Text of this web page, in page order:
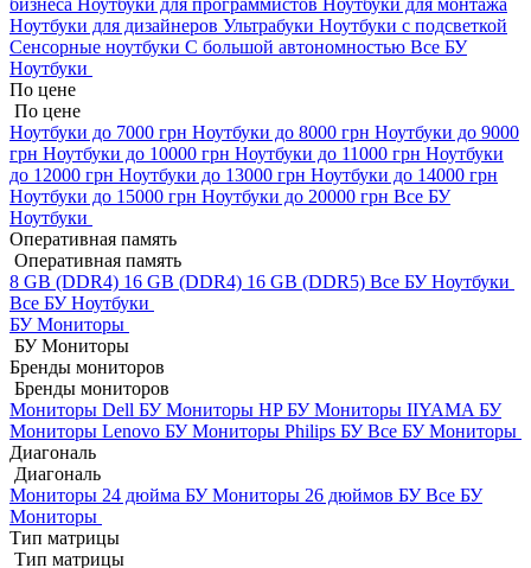
бизнеса Ноутбуки для программистов Ноутбуки для монтажа
Ноутбуки для дизайнеров Ультрабуки Ноутбуки с подсветкой
Сенсорные ноутбуки С большой автономностью Все БУ
Ноутбуки
По цене
По цене
Ноутбуки до 7000 грн Ноутбуки до 8000 грн Ноутбуки до 9000
грн Ноутбуки до 10000 грн Ноутбуки до 11000 грн Ноутбуки
до 12000 грн Ноутбуки до 13000 грн Ноутбуки до 14000 грн
Ноутбуки до 15000 грн Ноутбуки до 20000 грн Все БУ
Ноутбуки
Оперативная память
Оперативная память
8 GB (DDR4) 16 GB (DDR4) 16 GB (DDR5) Все БУ Ноутбуки
Все БУ Ноутбуки
БУ Мониторы
БУ Мониторы
Бренды мониторов
Бренды мониторов
Мониторы Dell БУМониторы HP БУМониторы IIYAMA БУ
Мониторы Lenovo БУМониторы Philips БУВсе БУ Мониторы
Диагональ
Диагональ
Мониторы 24 дюйма БУМониторы 26 дюймов БУВсе БУ
Мониторы
Тип матрицы
Тип матрицы